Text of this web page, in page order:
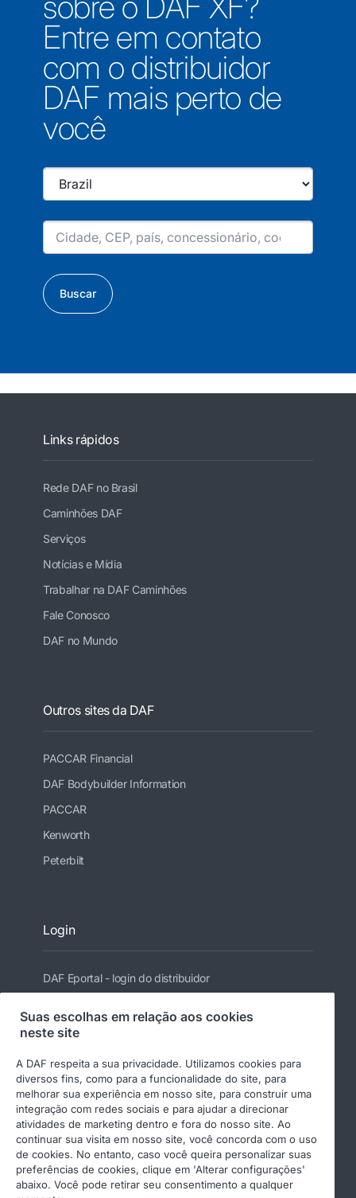
Entre em contato
com o distribuidor
DAF mais perto de
você
Buscar
Links rápidos
Rede DAF no Brasil
Caminhões DAF
Serviços
Notícias e Mídia
Trabalhar na DAF Caminhões
Fale Conosco
DAF no Mundo
Outros sites da DAF
PACCAR Financial
DAF Bodybuilder Information
PACCAR
Kenworth
Peterbilt
Login
DAF Eportal - login do distribuidor
© 2026 DAF
Aviso Legal
Suas escolhas em relação aos cookies
neste site
A DAF respeita a sua privacidade. Utilizamos cookies para
diversos fins, como para a funcionalidade do site, para
melhorar sua experiência em nosso site, para construir uma
integração com redes sociais e para ajudar a direcionar
atividades de marketing dentro e fora do nosso site. Ao
continuar sua visita em nosso site, você concorda com o uso
de cookies. No entanto, caso você queira personalizar suas
preferências de cookies, clique em 'Alterar configurações'
abaixo. Você pode retirar seu consentimento a qualquer